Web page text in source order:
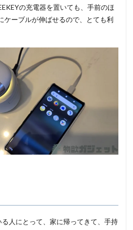
の充電器を置いても、手前のほ
ケーブルが伸ばせるので、とても利
人にとって、家に帰ってきて、手持